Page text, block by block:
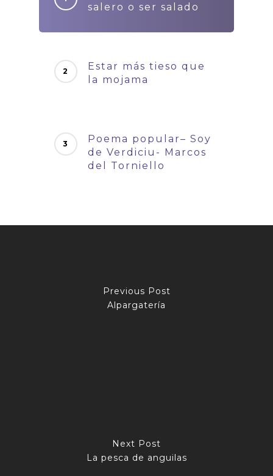
salero o ser salado
Estar más tieso que
la mojama
Poema popular– Soy
de Verdiciu- Marcos
del Torniello
Previous Post
Alpargatería
Next Post
La pesca de anguilas